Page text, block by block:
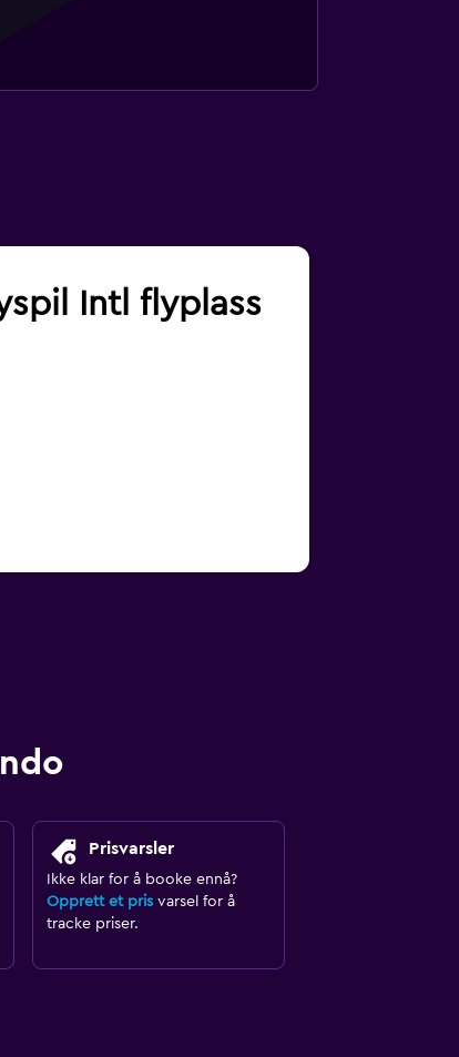
Intl flyplass
Prisvarsler
Ikke klar for å booke ennå?
Opprett et prisvarsel for å
tracke priser.